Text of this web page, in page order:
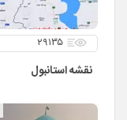
۲۹۱۳۵
نقشه استانبول